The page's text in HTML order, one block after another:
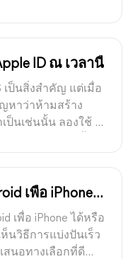
ID ณ เวลานี้
เป็นสิ่งสำคัญ แต่เมื่อ
หาว่าห้ามสร้าง
ป็นเช่นนั้น ลองใช้ 7
เพื่อ iPhone
เพื่อ iPhone ได้หรือ
นวิธีการแบ่งปันเร็ว
สนอทางเลือกที่ดี